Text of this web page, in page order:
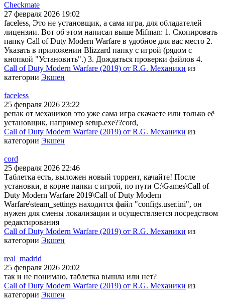
Checkmate
27 февраля 2026 19:02
faceless, Это не установщик, а сама игра, для обладателей
лицензии. Вот об этом написал выше Mifman: 1. Скопировать
папку Call of Duty Modern Warfare в удобное для вас место 2.
Указать в приложении Blizzard папку с игрой (рядом с
кнопкой "Установить".) 3. Дождаться проверки файлов 4.
Call of Duty Modern Warfare (2019) от R.G. Механики из
категории Экшен
faceless
25 февраля 2026 23:22
репак от механиков это уже сама игра скачаете или только её
установщик, например setup.exe??cord,
Call of Duty Modern Warfare (2019) от R.G. Механики из
категории Экшен
cord
25 февраля 2026 22:46
Таблетка есть, выложен новый торрент, качайте! После
установки, в корне папки с игрой, по пути C:\Games\Call of
Duty Modern Warfare 2019\Call of Duty Modern
Warfare\steam_settings находится файл "configs.user.ini", он
нужен для смены локализации и осуществляется посредством
редактирования
Call of Duty Modern Warfare (2019) от R.G. Механики из
категории Экшен
real_madrid
25 февраля 2026 20:02
так и не понимаю, таблетка вышла или нет?
Call of Duty Modern Warfare (2019) от R.G. Механики из
категории Экшен